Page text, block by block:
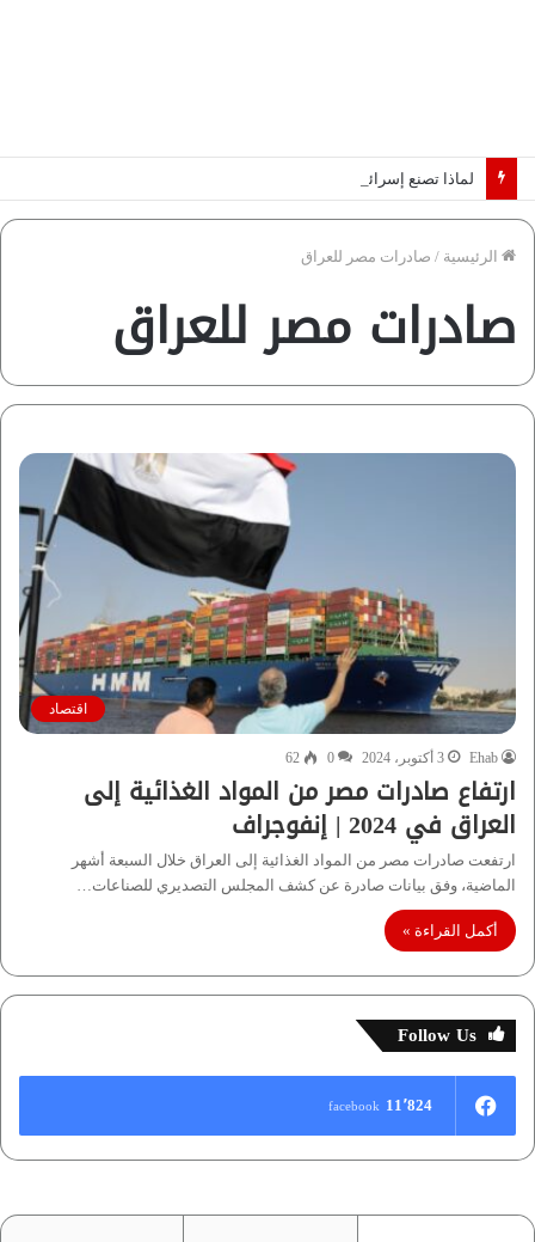
الرئيسية / صادرات مصر للعراق
صادرات مصر للعراق
اقتصاد
Ehab 3 أكتوبر، 2024 0
62
ارتفاع صادرات مصر من المواد الغذائية إلى
العراق في 2024 | إنفوجراف
ارتفعت صادرات مصر من المواد الغذائية إلى العراق خلال السبعة أشهر
الماضية، وفق بيانات صادرة عن كشف المجلس التصديري للصناعات…
أكمل القراءة »
Follow Us
11٬824 facebook